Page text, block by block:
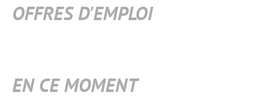
OFFRES D'EMPLOI
EN CE MOMENT